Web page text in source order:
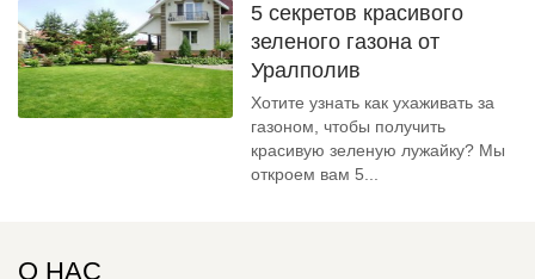
5 секретов красивого
зеленого газона от
Уралполив
Хотите узнать как ухаживать за
газоном, чтобы получить
красивую зеленую лужайку? Мы
откроем вам 5...
О НАС